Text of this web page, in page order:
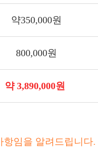
약350,000원
800,000원
약 3,890,000원
임을 알려드립니다.